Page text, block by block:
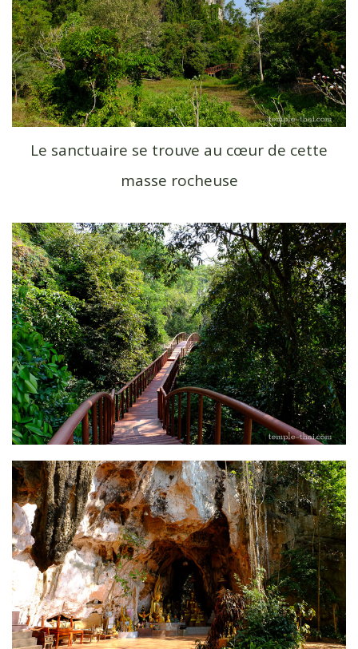
Le sanctuaire se trouve au cœur de cette
masse rocheuse